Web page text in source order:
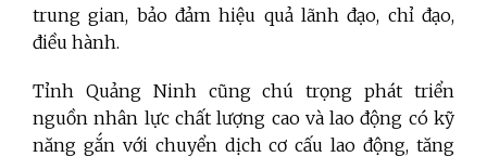
trung gian, bảo đảm hiệu quả lãnh đạo, chỉ đạo,
điều hành.
Tỉnh Quảng Ninh cũng chú trọng phát triển
nguồn nhân lực chất lượng cao và lao động có kỹ
năng gắn với chuyển dịch cơ cấu lao động, tăng